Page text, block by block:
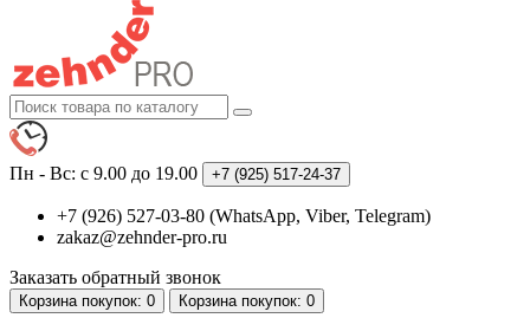
Пн - Вс: с 9.00 до 19.00 +7 (925) 517-24-37
+7 (926) 527-03-80 (WhatsApp, Viber, Telegram)
zakaz@zehnder-pro.ru
Заказать обратный звонок
Корзинапокупок: 0 Корзинапокупок: 0